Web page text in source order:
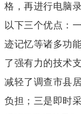
格，再进行电脑
以下三个优点：
迹记忆等诸多功
了强有力的技术
减轻了调查市县
负担；三是即时